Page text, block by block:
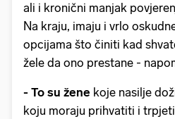
ali i kronični manjak
Na kraju, imaju i vrlo
opcijama što činiti kad
žele da ono prestane -
- To su žene koje nasilje
koju moraju prihvatiti i